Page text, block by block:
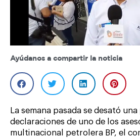
Ayúdanos a compartir la noticia
La semana pasada se desató
declaraciones de uno de los
multinacional petrolera BP, el